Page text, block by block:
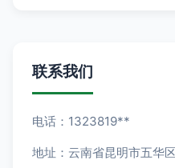
联系我们
电话：1323819**
地址：云南省昆明市五华